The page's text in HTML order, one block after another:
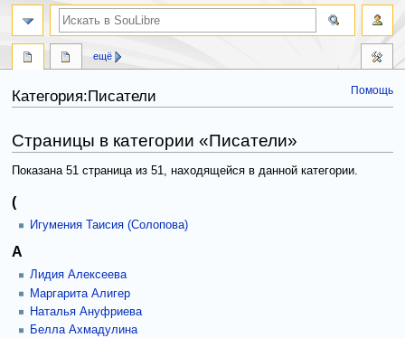
Помощь
Категория:Писатели
к
навигации
к
поиску
Страницы в категории «Писатели»
Показана 51 страница из 51, находящейся в данной категории.
(
Игумения Таисия (Солопова)
А
Лидия Алексеева
Маргарита Алигер
Наталья Ануфриева
Белла Ахмадулина
ещё